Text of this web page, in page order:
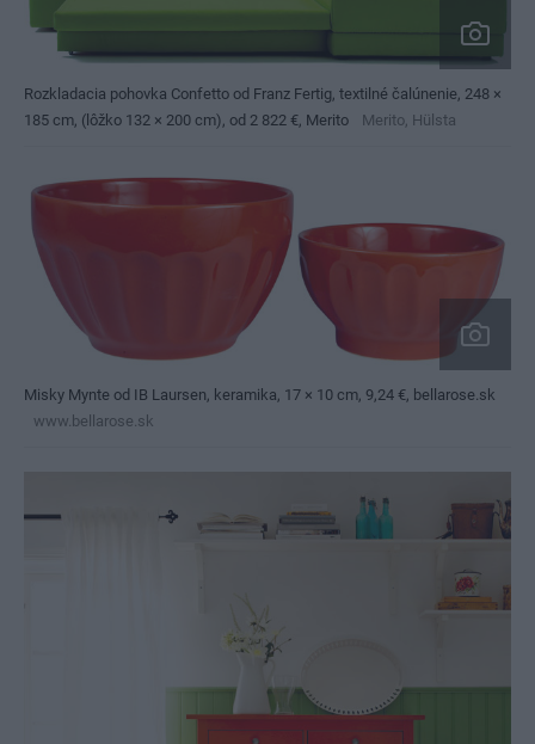
Rozkladacia pohovka Confetto od Franz Fertig, textilné čalúnenie, 248 ×
185 cm, (lôžko 132 × 200 cm), od 2 822 €, Merito
Merito, Hülsta
Misky Mynte od IB Laursen, keramika, 17 × 10 cm, 9,24 €, bellarose.sk
www.bellarose.sk